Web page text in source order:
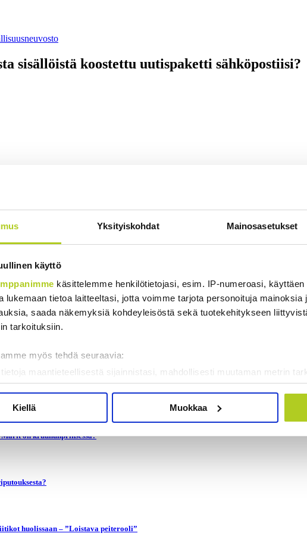
Yksityiskohdat Mainosasetukset
käyttö
käsittelemme henkilötietojasi, esim. IP-numeroasi,
lukemaan tietoa laitteeltasi, jotta voimme tarjota personoituja mainoksia
saada näkemyksiä kohdeyleisöstä sekä tuotekehitykseen
tarkoituksiin.
myös tehdä seuraavia:
tietoja maantieteellisestä sijainnistasi, mahdollisesti muutaman metrin
laitteesi skannaamalla sen ominaispiirteitä aktiivisesti (sormenjäljen
miten henkilötietojasi käsitellään ja miten voit määrittää asetuksesi
tai joita on kerätty, kun olet käyttänyt heidän palvelujaan. Tietoja
Kiellä Muokkaa
sisällöistä koostettu uutispaketti sähköpostiisi?
sanoo tutkimus
uutinen – ”Kokoomus maksaa siitä hintaa”
on kruununprinsessa?
huolissaan – ”Loistava peiterooli”